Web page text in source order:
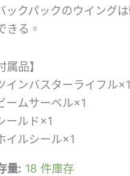
ックパックのウイング
きる。
属品】
インバスターライフル×1
ームサーベル×1
ールド×1
イルシール×1
量: 18 件庫存